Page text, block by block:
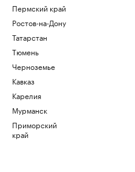
Пермский край
Ростов-на-Дону
Татарстан
Тюмень
Черноземье
Кавказ
Карелия
Мурманск
Приморский
край